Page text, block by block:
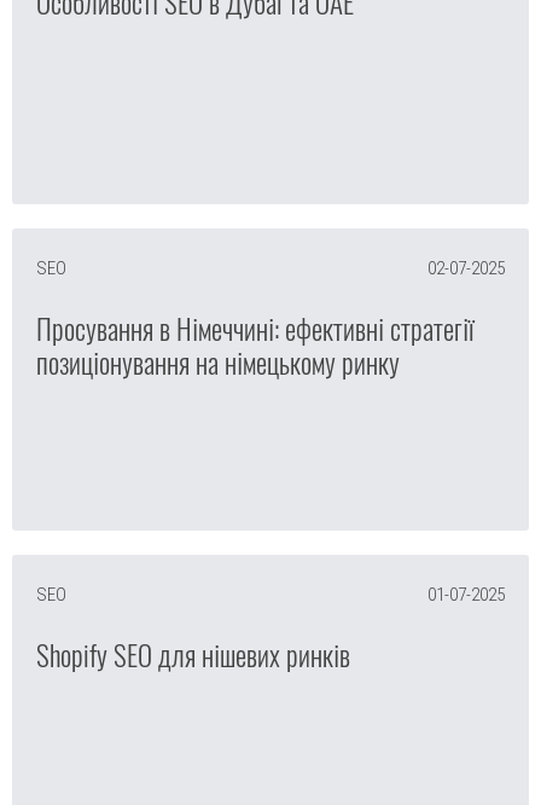
SEO 02-07-2025
Просування в Німеччині: ефективні стратегії
позиціонування на німецькому ринку
SEO 01-07-2025
Shopify SEO для нішевих ринків